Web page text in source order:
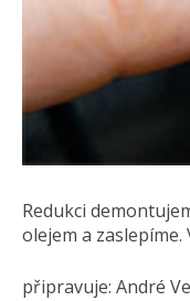
Redukci
olejem a
připravuje: André